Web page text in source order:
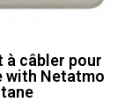
câbler pour
with Netatmo